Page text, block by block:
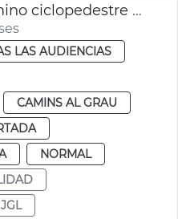
Licitación obras camino ciclopedestre Jardín Túria València
LAS AUDIENCIAS
CAMINS AL GRAU
NORMAL
JGL